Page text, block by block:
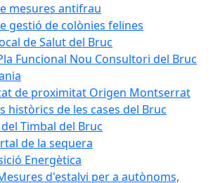
mesures antifrau
gestió de colònies felines
de Salut del Bruc
Funcional Nou Consultori del Bruc
de proximitat Origen Montserrat
històrics de les cases del Bruc
Timbal del Bruc
de la sequera
Energètica
d'estalvi per a autònoms,